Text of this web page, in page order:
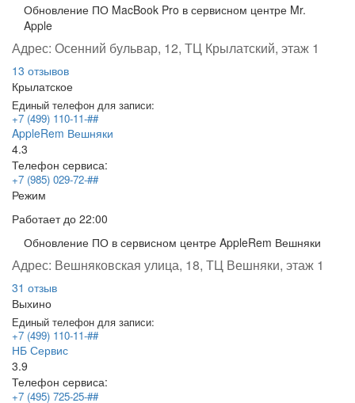
Обновление ПО MacBook Pro в сервисном центре Mr.
Apple
Адрес: Осенний бульвар, 12, ТЦ Крылатский, этаж 1
13 отзывов
Крылатское
Единый телефон для записи:
+7 (499) 110-11-##
AppleRem Вешняки
4.3
Телефон сервиса:
+7 (985) 029-72-##
Режим
Работаетдо 22:00
Обновление ПО в сервисном центре AppleRem Вешняки
Адрес: Вешняковская улица, 18, ТЦ Вешняки, этаж 1
31 отзыв
Выхино
Единый телефон для записи:
+7 (499) 110-11-##
НБ Сервис
3.9
Телефон сервиса:
+7 (495) 725-25-##